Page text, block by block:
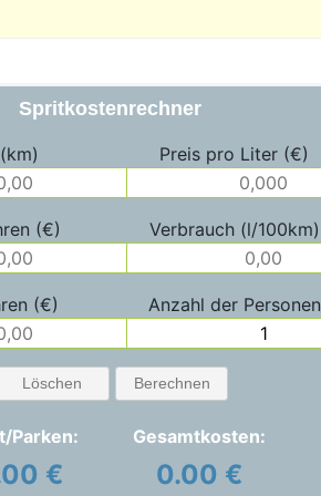
Spritkostenrechner
Preis pro Liter (€)
(€) Verbrauch (l/100km)
(€) Anzahl der Personen
Löschen Berechnen
Parken:
€
Gesamtkosten:
0.00 €